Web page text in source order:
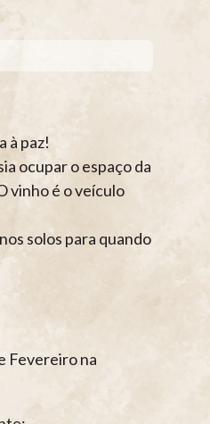
à paz!
ocupar o espaço da
vinho é o veículo
solos para quando
Fevereiro na